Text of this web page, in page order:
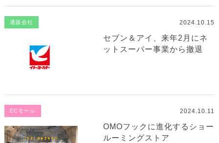
通販会社 2024.10.15
セブン＆アイ、来年2月にネ
ットスーパー事業から撤退
ECモール 2024.10.11
OMOフックに進化するショー
ルーミングストア